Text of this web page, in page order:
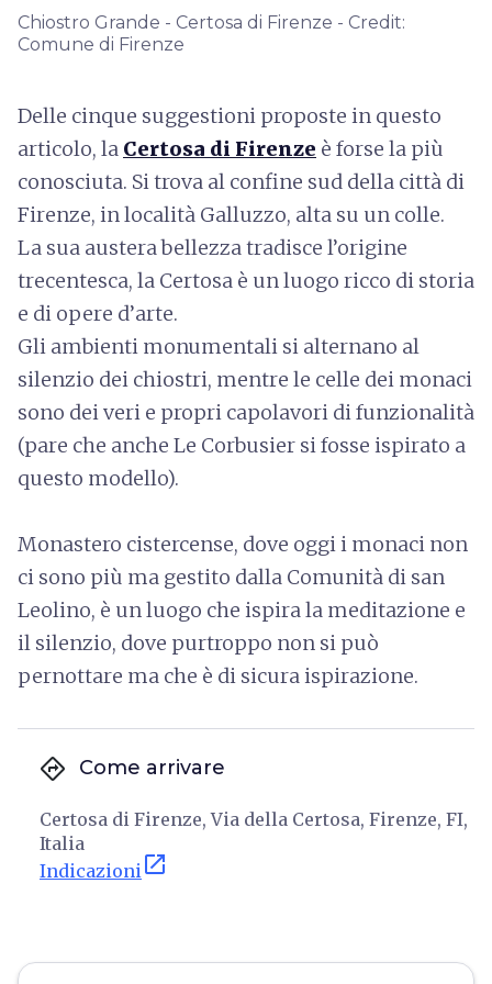
Chiostro Grande - Certosa di Firenze - Credit:
Comune di Firenze
Delle cinque suggestioni proposte in questo
articolo, la Certosa di Firenze è forse la più
conosciuta. Si trova al confine sud della città di
Firenze, in località Galluzzo, alta su un colle.
La sua austera bellezza tradisce l’origine
trecentesca, la Certosa è un luogo ricco di storia
e di opere d’arte.
Gli ambienti monumentali si alternano al
silenzio dei chiostri, mentre le celle dei monaci
sono dei veri e propri capolavori di funzionalità
(pare che anche Le Corbusier si fosse ispirato a
questo modello).
Monastero cistercense, dove oggi i monaci non
ci sono più ma gestito dalla Comunità di san
Leolino, è un luogo che ispira la meditazione e
il silenzio, dove purtroppo non si può
pernottare ma che è di sicura ispirazione.
directions Come arrivare
Certosa di Firenze, Via della Certosa, Firenze, FI,
Italia
Indicazioni open_in_new